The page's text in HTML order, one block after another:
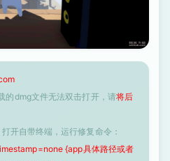
的dmg文件无法双击打开，请将后
打开自带终端，运行修复命令：
{app具体路径或者